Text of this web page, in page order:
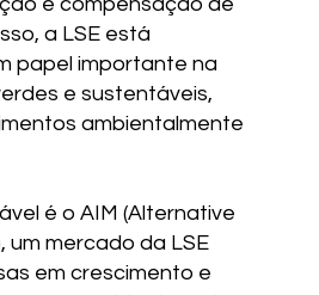
a LSE está
papel importante na
e sustentáveis,
ambientalmente
é o AIM (Alternative
um mercado da LSE
em crescimento e